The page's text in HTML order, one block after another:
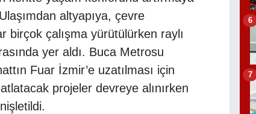
altyapıya, çevre
birçok çalışma yürütülürken raylı
yer aldı. Buca Metrosu
Fuar İzmir’e uzatılması için
projeler devreye alınırken
6
7